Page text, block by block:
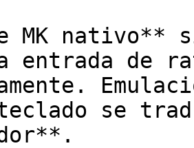
MK nativo**
entrada de
se